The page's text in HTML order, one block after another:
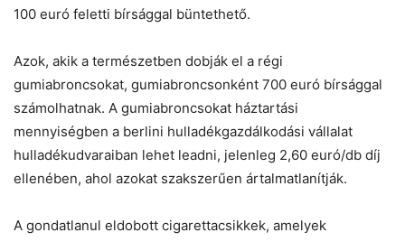
100 euró feletti bírsággal büntethető.
Azok, akik a természetben dobják el a régi
gumiabroncsokat, gumiabroncsonként 700 euró bírsággal
számolhatnak. A gumiabroncsokat háztartási
mennyiségben a berlini hulladékgazdálkodási vállalat
hulladékudvaraiban lehet leadni, jelenleg 2,60 euró/db díj
ellenében, ahol azokat szakszerűen ártalmatlanítják.
A gondatlanul eldobott cigarettacsikkek, amelyek